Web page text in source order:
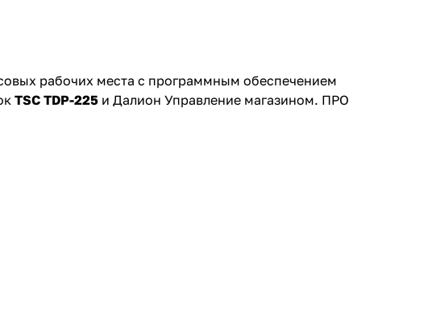
рабочих места с программным обеспечением
TSC TDP-225 и Далион Управление магазином. ПРО